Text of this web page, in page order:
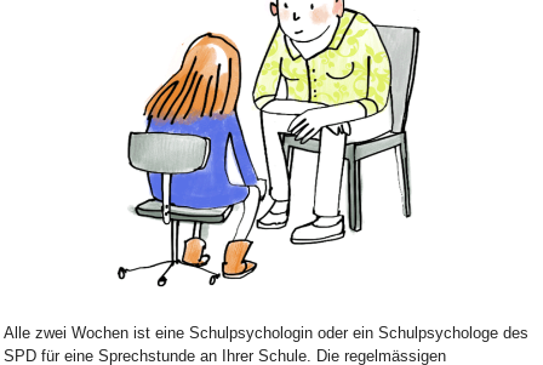
Alle zwei Wochen ist eine Schulpsychologin oder ein Schulpsychologe des
SPD für eine Sprechstunde an Ihrer Schule. Die regelmässigen